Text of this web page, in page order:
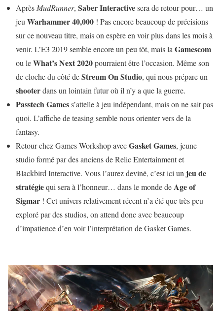
Après MudRunner, Saber Interactivesera de retour pour… un
jeu Warhammer 40,000 ! Pas encore beaucoup de précisions
sur ce nouveau titre, mais on espère en voir plus dans les mois à
venir. L’E3 2019 semble encore un peu tôt, mais la Gamescom
ou leWhat’s Next 2020pourraient être l’occasion. Même son
de cloche du côté deStreum On Studio, qui nous prépare un
shooterdans un lointain futur où il n’y a que la guerre.
Passtech Gamess’attelle à jeu indépendant, mais on ne sait pas
quoi. L’affiche de teasing semble nous orienter vers de la
fantasy.
Retour chez Games Workshop avecGasket Games, jeune
studio formé par des anciens de Relic Entertainment et
Blackbird Interactive. Vous l’aurez deviné, c’est ici un jeu de
stratégiequi sera à l’honneur… dans le monde de Age of
Sigmar ! Cet univers relativement récent n’a été que très peu
exploré par des studios, on attend donc avec beaucoup
d’impatience d’en voir l’interprétation de Gasket Games.